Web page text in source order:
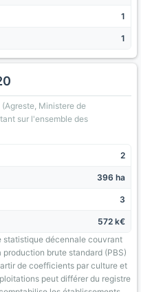
1
1
Ministere de
sur l'ensemble des
2
396 ha
3
572 k€
statistique décennale couvrant
brute standard (PBS)
de coefficients par culture et
peut différer du registre